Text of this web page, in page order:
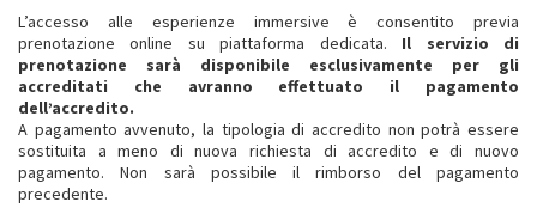
L’accesso alle esperienze immersive è consentito previa
prenotazione online su piattaforma dedicata. Il servizio di
prenotazione sarà disponibile esclusivamente per gli
accreditati che avranno effettuato il pagamento
dell’accredito.
A pagamento avvenuto, la tipologia di accredito non potrà essere
sostituita a meno di nuova richiesta di accredito e di nuovo
pagamento. Non sarà possibile il rimborso del pagamento
precedente.